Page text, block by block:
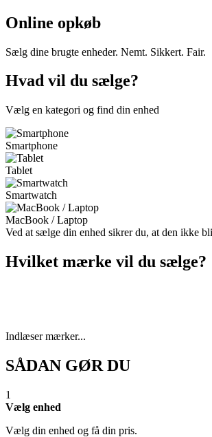
Online opkøb
Sælg dine brugte enheder. Nemt. Sikkert. Fair.
Hvad vil du sælge?
Vælg en kategori og find din enhed
Smartphone
Tablet
Smartwatch
MacBook / Laptop
Ved at sælge din enhed sikrer du, at den ikke
Hvilket mærke vil du sælge?
Indlæser mærker...
SÅDAN GØR DU
1
Vælg enhed
Vælg din enhed og få din pris.